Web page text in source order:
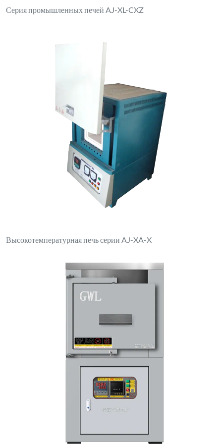
Электрическая печь коробчатого типа XL